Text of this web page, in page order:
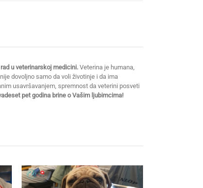
u veterinarskoj medicini. Veterina je humana,
dovoljno samo da voli životinje i da ima
usavršavanjem, spremnost da veterini posveti
pet godina brine o Vašim ljubimcima!